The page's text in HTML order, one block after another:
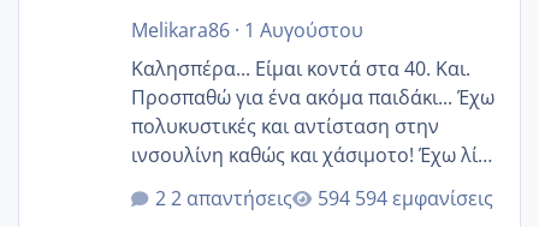
Melikara86· 1 Αυγούστου
Καλησπέρα... Είμαι κοντά στα 40. Και.
Προσπαθώ για ένα ακόμα παιδάκι... Έχω
πολυκυστικές και αντίσταση στην
ινσουλίνη καθώς και χάσιμοτο! Έχω λίγα
κιλά παραπάνω και όσο κ αν προσπαθώ
δεν χάνω εύκολα! Προσπαθώ για ακόμη
2 απαντήσεις 594 εμφανίσεις